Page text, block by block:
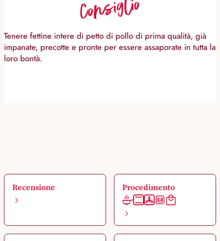
Consiglio
Tenere fettine intere di petto di pollo di prima qualità, già
impanate, precotte e pronte per essere assaporate in tutta la
loro bontà.
Recensione Procedimento